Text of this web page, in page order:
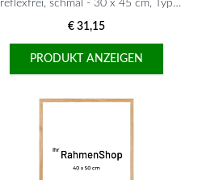
reflexfrei, schmal - 30 x 45 cm, Typ
320
€ 31,15
PRODUKT ANZEIGEN